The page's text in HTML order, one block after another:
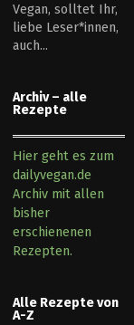
Vegan, solltet Ihr,
liebe Leser*innen,
auch...
Archiv – alle
Rezepte
Hier geht es zum
dailyvegan.de
Archiv mit allen
bisher
erschienenen
Rezepten.
Alle Rezepte von
A-Z